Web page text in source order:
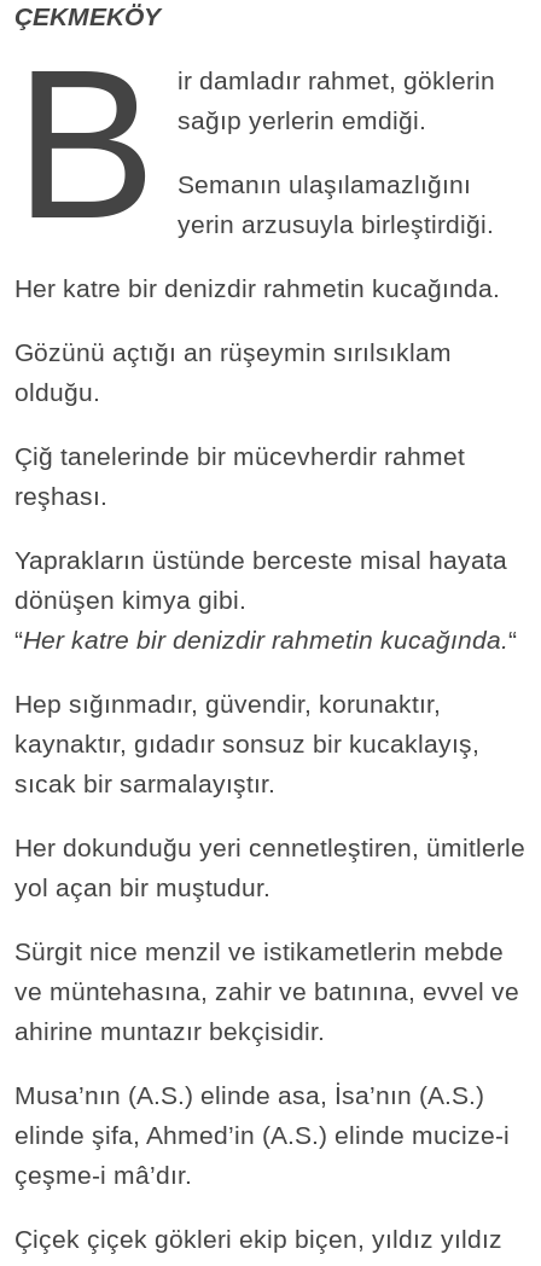
ÇEKMEKÖY
B
ir damladır rahmet, göklerin
sağıp yerlerin emdiği.
Semanın ulaşılamazlığını
yerin arzusuyla birleştirdiği.
Her katre bir denizdir rahmetin kucağında.
Gözünü açtığı an rüşeymin sırılsıklam
olduğu.
Çiğ tanelerinde bir mücevherdir rahmet
reşhası.
Yaprakların üstünde berceste misal hayata
dönüşen kimya gibi.
“Her katre bir denizdir rahmetin kucağında.“
Hep sığınmadır, güvendir, korunaktır,
kaynaktır, gıdadır sonsuz bir kucaklayış,
sıcak bir sarmalayıştır.
Her dokunduğu yeri cennetleştiren, ümitlerle
yol açan bir muştudur.
Sürgit nice menzil ve istikametlerin mebde
ve müntehasına, zahir ve batınına, evvel ve
ahirine muntazır bekçisidir.
Musa’nın (A.S.) elinde asa, İsa’nın (A.S.)
elinde şifa, Ahmed’in (A.S.) elinde mucize-i
çeşme-i mâ’dır.
Çiçek çiçek gökleri ekip biçen, yıldız yıldız